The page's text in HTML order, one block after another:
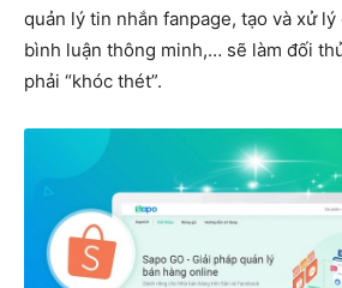
quản lý tin nhắn fanpage, tạo và xử
bình luận thông minh,… sẽ làm đối
phải “khóc thét”.